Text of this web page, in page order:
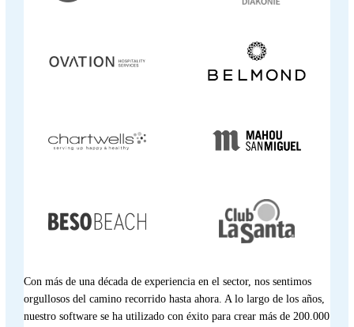
Con más de una década de experiencia en el sector, nos sentimos
orgullosos del camino recorrido hasta ahora. A lo largo de los años,
nuestro software se ha utilizado con éxito para crear más de 200.000